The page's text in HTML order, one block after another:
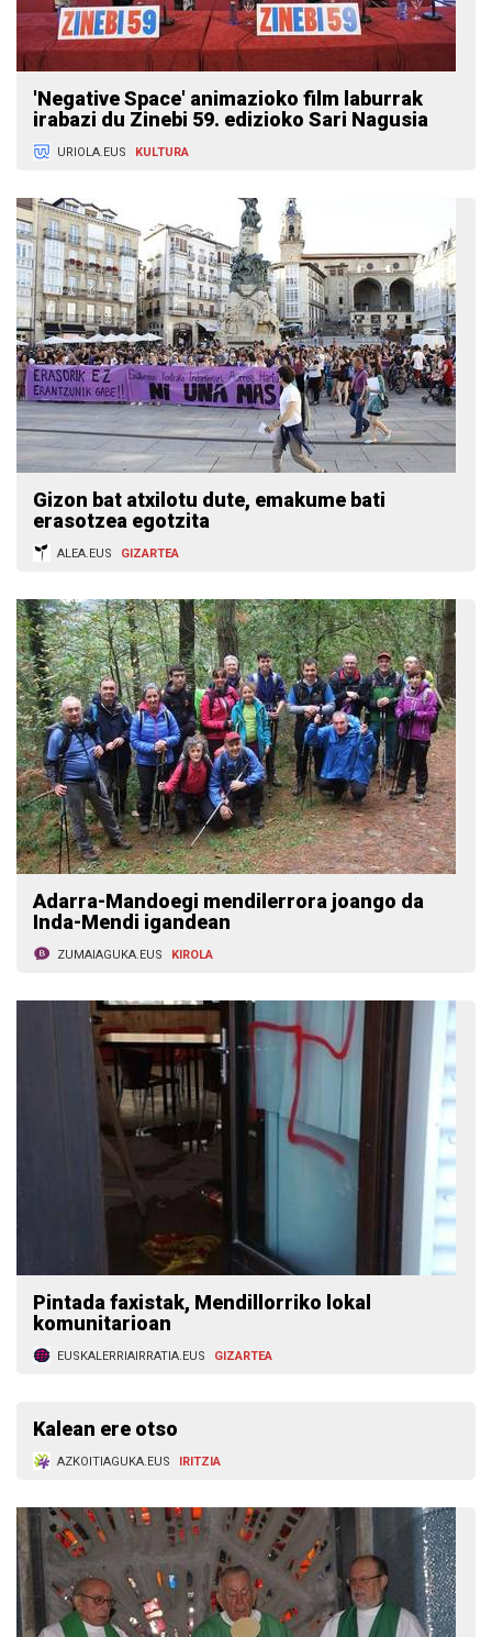
'Negative Space' animazioko film laburrak
irabazi du Zinebi 59. edizioko Sari Nagusia
URIOLA.EUS KULTURA
Gizon bat atxilotu dute, emakume bati
erasotzea egotzita
ALEA.EUS GIZARTEA
Adarra-Mandoegi mendilerrora joango da
Inda-Mendi igandean
ZUMAIAGUKA.EUS KIROLA
Pintada faxistak, Mendillorriko lokal
komunitarioan
EUSKALERRIAIRRATIA.EUS GIZARTEA
Kalean ere otso
AZKOITIAGUKA.EUS IRITZIA